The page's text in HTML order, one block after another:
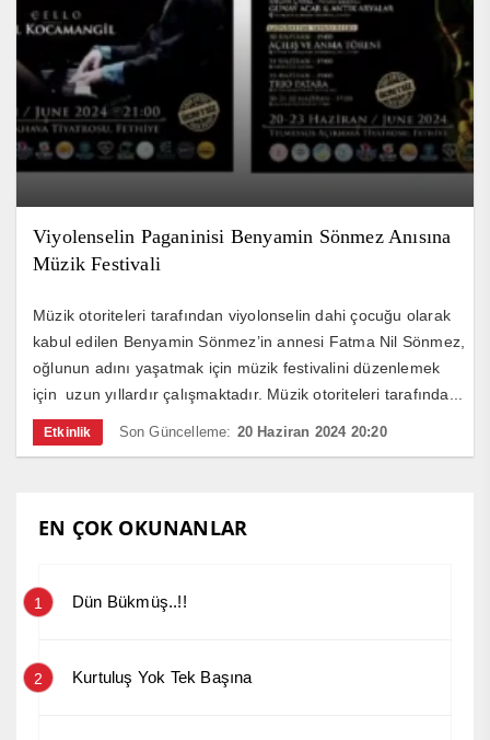
Viyolenselin Paganinisi Benyamin Sönmez Anısına
Müzik Festivali
Müzik otoriteleri tarafından viyolonselin dahi çocuğu olarak
kabul edilen Benyamin Sönmez’in annesi Fatma Nil Sönmez,
oğlunun adını yaşatmak için müzik festivalini düzenlemek
için uzun yıllardır çalışmaktadır. Müzik otoriteleri tarafında...
Etkinlik Son Güncelleme: 20 Haziran 2024 20:20
EN ÇOK OKUNANLAR
1 Dün Bükmüş..!!
2 Kurtuluş Yok Tek Başına